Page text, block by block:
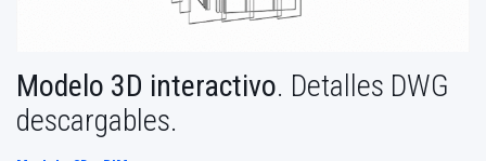
Modelo 3D interactivo. Detalles DWG
descargables.